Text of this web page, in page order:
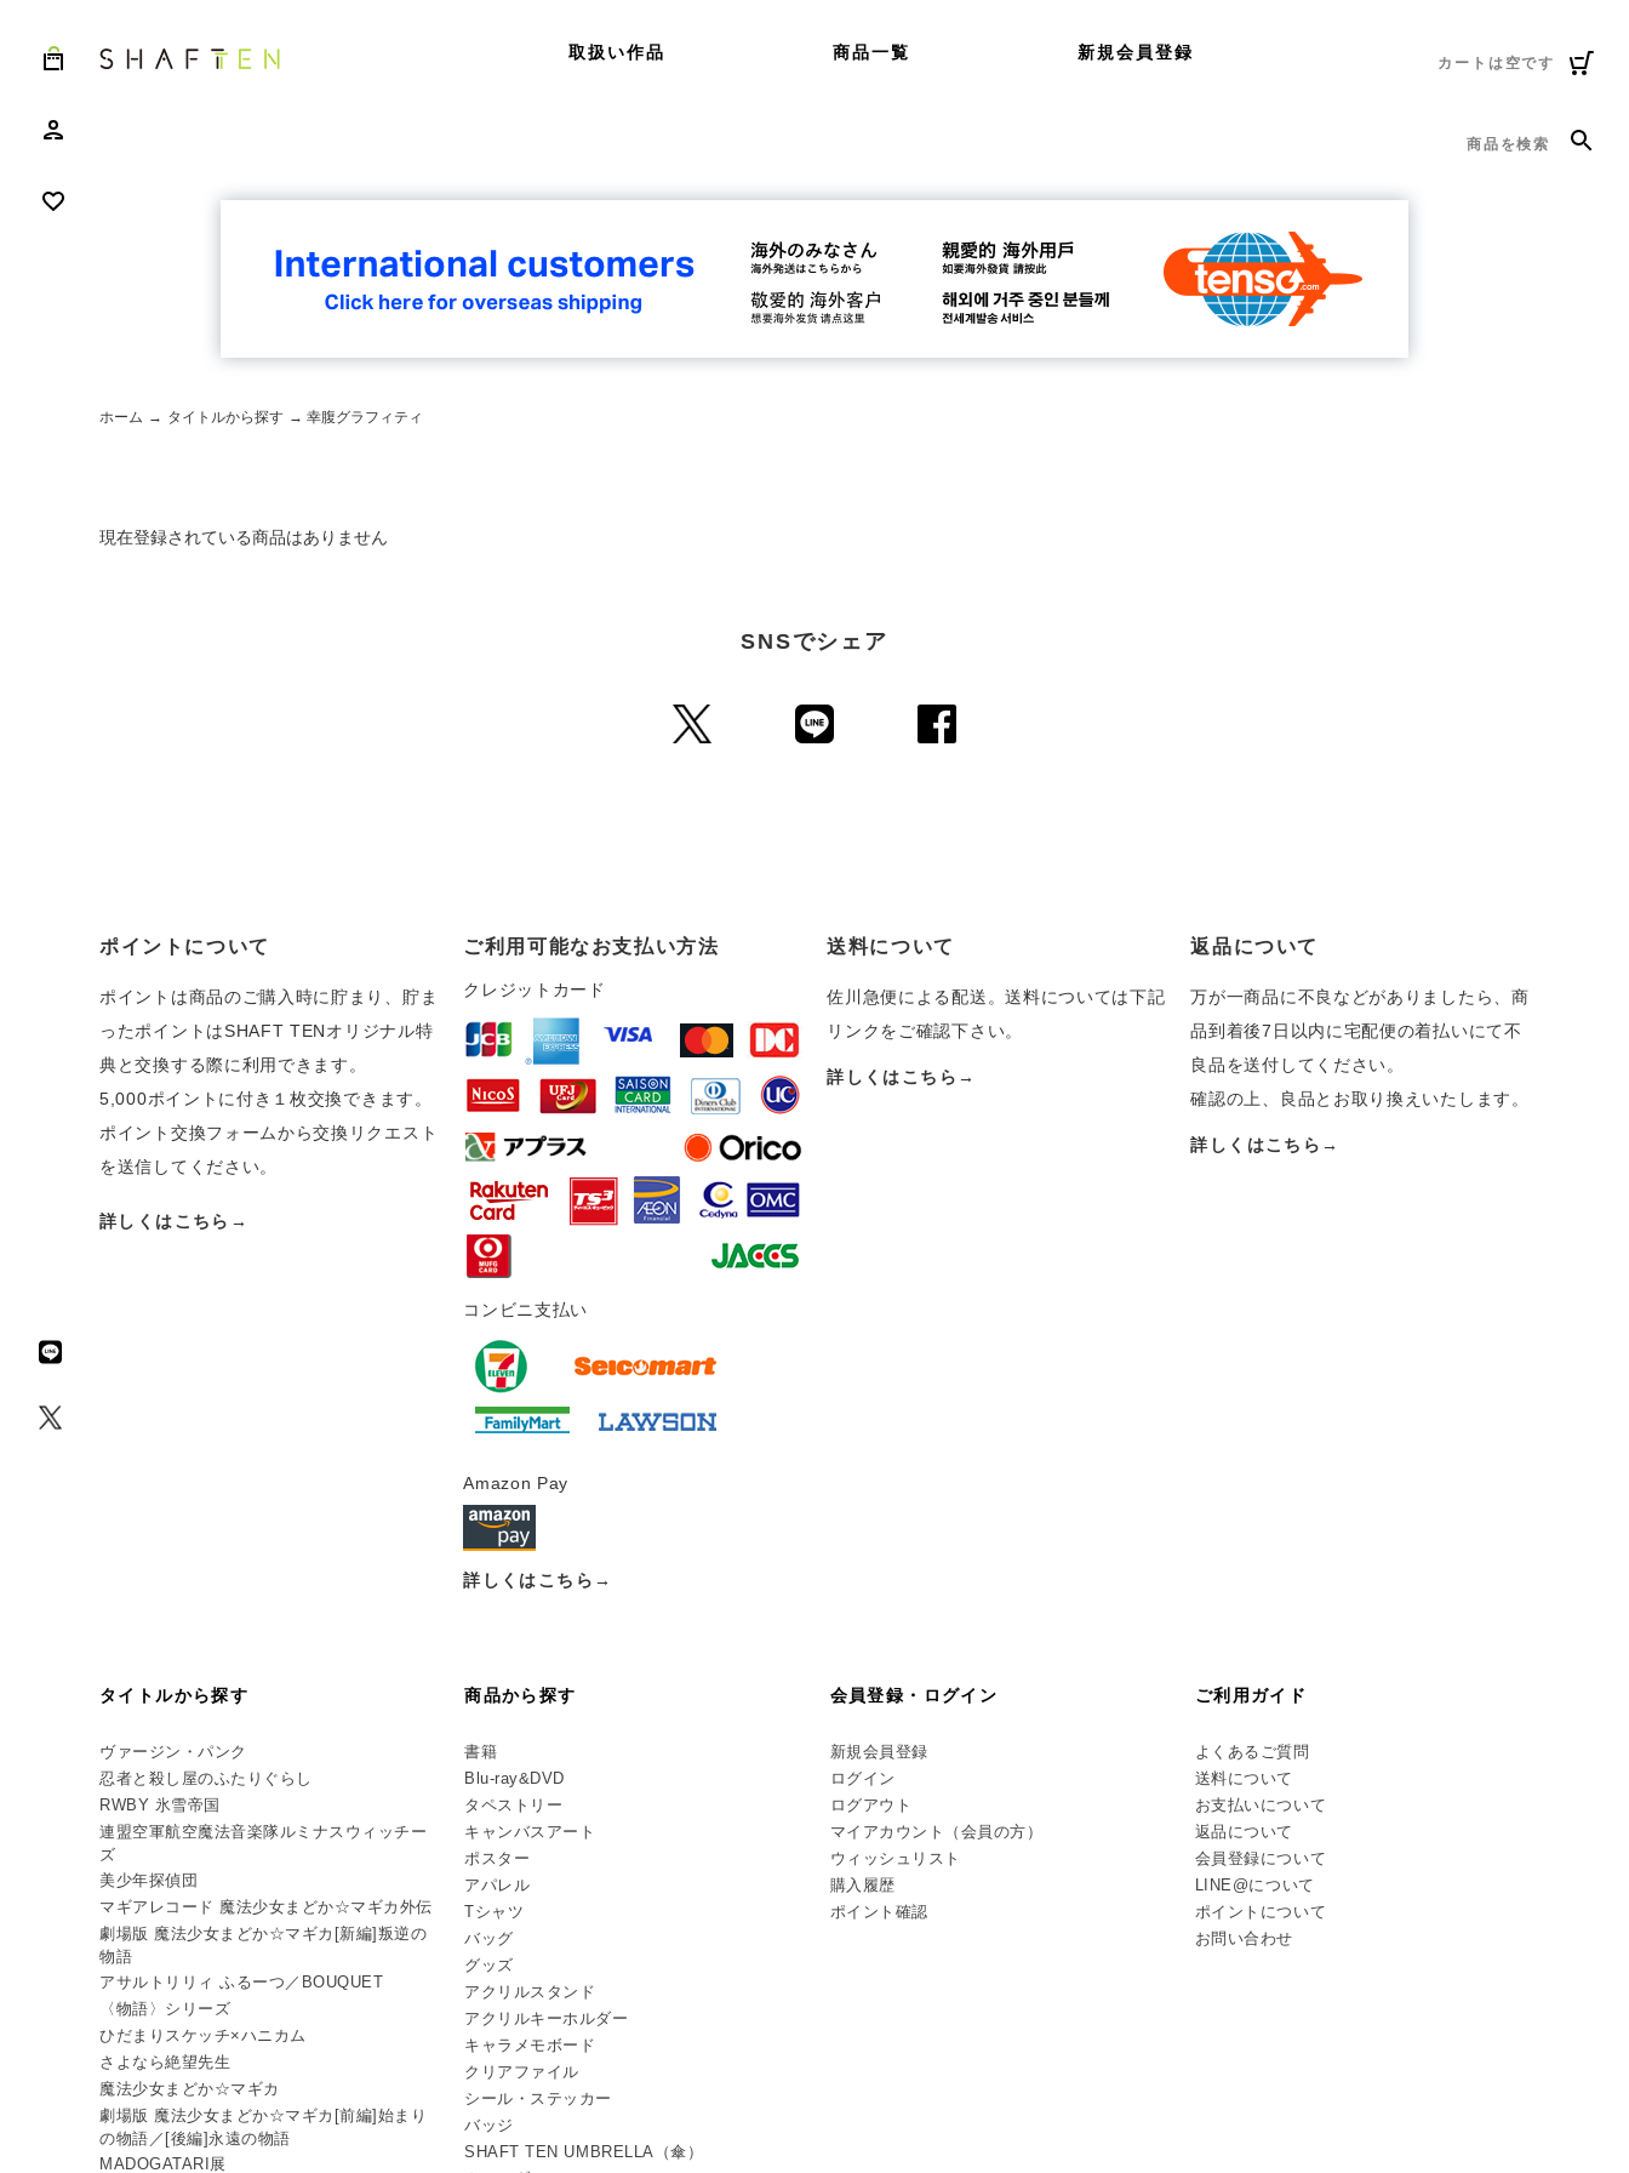
取扱い作品 商品一覧 新規会員登録
カートは空です
商品を検索
ホーム → タイトルから探す → 幸腹グラフィティ
現在登録されている商品はありません
SNSでシェア
ポイントについて
ポイントは商品のご購入時に貯まり、貯ま
ったポイントはSHAFT TENオリジナル特
典と交換する際に利用できます。
5,000ポイントに付き１枚交換できます。
ポイント交換フォームから交換リクエスト
を送信してください。
詳しくはこちら→
ご利用可能なお支払い方法
クレジットカード
コンビニ支払い
Amazon Pay
詳しくはこちら→
送料について
佐川急便による配送。送料については下記
リンクをご確認下さい。
詳しくはこちら→
返品について
万が一商品に不良などがありましたら、商
品到着後7日以内に宅配便の着払いにて不
良品を送付してください。
確認の上、良品とお取り換えいたします。
詳しくはこちら→
タイトルから探す
ヴァージン・パンク
忍者と殺し屋のふたりぐらし
RWBY 氷雪帝国
連盟空軍航空魔法音楽隊ルミナスウィッチー
ズ
美少年探偵団
マギアレコード 魔法少女まどか☆マギカ外伝
劇場版 魔法少女まどか☆マギカ[新編]叛逆の
物語
アサルトリリィ ふるーつ／BOUQUET
〈物語〉シリーズ
ひだまりスケッチ×ハニカム
さよなら絶望先生
魔法少女まどか☆マギカ
劇場版 魔法少女まどか☆マギカ[前編]始まり
の物語／[後編]永遠の物語
MADOGATARI展
商品から探す
書籍
Blu-ray&DVD
タペストリー
キャンバスアート
ポスター
アパレル
Tシャツ
バッグ
グッズ
アクリルスタンド
アクリルキーホルダー
キャラメモボード
クリアファイル
シール・ステッカー
バッジ
SHAFT TEN UMBRELLA（傘）
会員登録・ログイン
新規会員登録
ログイン
ログアウト
マイアカウント（会員の方）
ウィッシュリスト
購入履歴
ポイント確認
ご利用ガイド
よくあるご質問
送料について
お支払いについて
返品について
会員登録について
LINE@について
ポイントについて
お問い合わせ